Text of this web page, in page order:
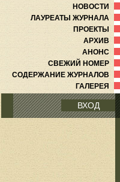
НОВОСТИ
ЛАУРЕАТЫ ЖУРНАЛА
ПРОЕКТЫ
АРХИВ
АНОНС
СВЕЖИЙ НОМЕР
СОДЕРЖАНИЕ ЖУРНАЛОВ
ГАЛЕРЕЯ
ВХОД